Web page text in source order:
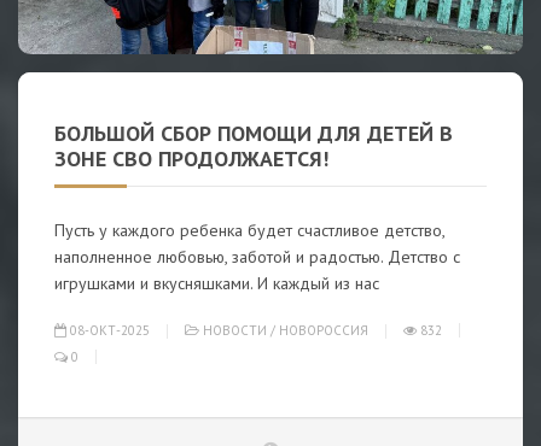
БОЛЬШОЙ СБОР ПОМОЩИ ДЛЯ ДЕТЕЙ В
ЗОНЕ СВО ПРОДОЛЖАЕТСЯ!
Пусть у каждого ребенка будет счастливое детство,
наполненное любовью, заботой и радостью. Детство с
игрушками и вкусняшками. И каждый из нас
08-ОКТ-2025 НОВОСТИ / НОВОРОССИЯ
832
0